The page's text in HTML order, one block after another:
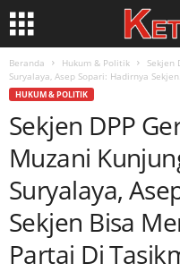
Beranda Hukum & Politik
Sekjen
Suryalaya, Asep Sopari: Hadirnya
HUKUM & POLITIK
Sekjen DPP
Muzani
Suryalaya,
Sekjen Bisa
Partai Di